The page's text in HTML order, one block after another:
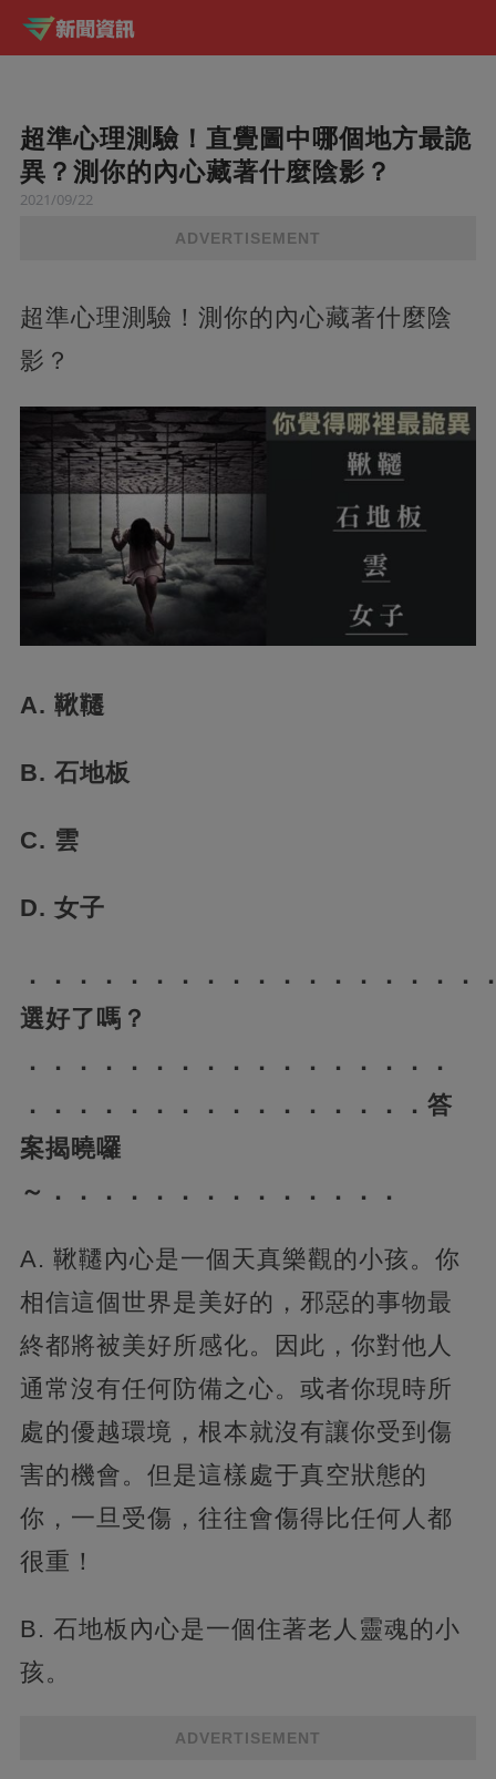
超準心理測驗！直覺圖中哪個地方最詭
異？測你的內心藏著什麼陰影？
2021/09/22
ADVERTISEMENT
超準心理測驗！測你的內心藏著什麼陰
影？
A. 鞦韆
B. 石地板
C. 雲
D. 女子
．．．．．．．．．．．．．．．．．．
選好了嗎？​​​​​​​
．．．．．．．．．．．．．．．．．​​​​​​​
．．．．．．．．．．．．​​​​​​​．．．．答
案揭曉囉
～．．．．．．．．．．．．．．
A. 鞦韆內心是一個天真樂觀的小孩。你
相信這個世界是美好的，邪惡的事物最
終都將被美好所感化。因此，你對他人
通常沒有任何防備之心。或者你現時所
處的優越環境，根本就沒有讓你受到傷
害的機會。但是這樣處于真空狀態的
你，一旦受傷，往往會傷得比任何人都
很重！
B. 石地板內心是一個住著老人靈魂的小
孩。
ADVERTISEMENT